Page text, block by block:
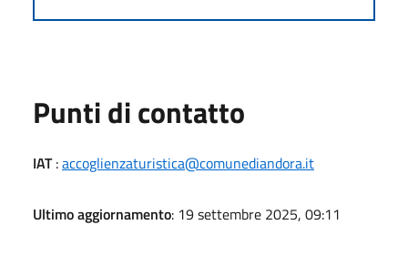
Punti di contatto
IAT:accoglienzaturistica@comunediandora.it
Ultimo aggiornamento: 19 settembre 2025, 09:11